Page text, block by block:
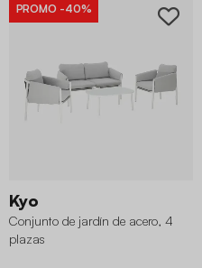
PROMO -40%
Kyo
Conjunto de jardín de acero, 4
plazas